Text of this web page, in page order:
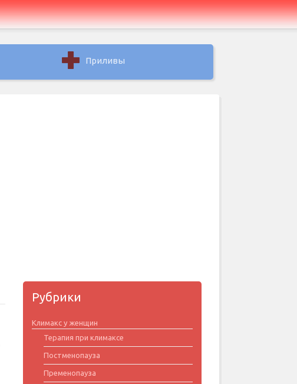
Приливы
Рубрики
Климакс у женщин
Терапия при климаксе
Постменопауза
Пременопауза